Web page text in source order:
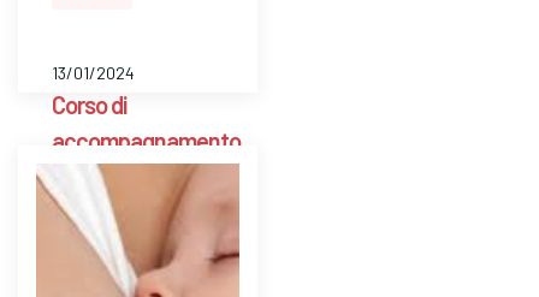
13/01/2024
Corso di
accompagnamento
alla nascita in
coppia -
Consultorio
Familiare